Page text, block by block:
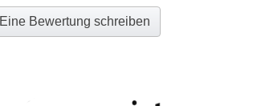
Eine Bewertung schreiben